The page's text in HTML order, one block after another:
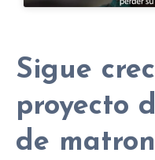
Sigue
proyecto
de